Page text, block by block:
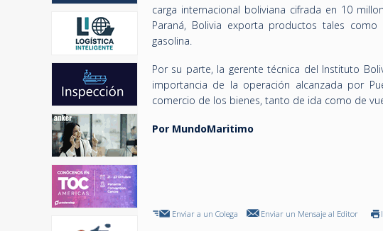
carga internacional boliviana cifrada en 10
Paraná, Bolivia exporta productos tales
gasolina.
Por su parte, la gerente técnica del Instituto
importancia de la operación alcanzada por
comercio de los bienes, tanto de ida como de
Por MundoMaritimo
Enviar a un Colega Enviar un Mensaje al Editor